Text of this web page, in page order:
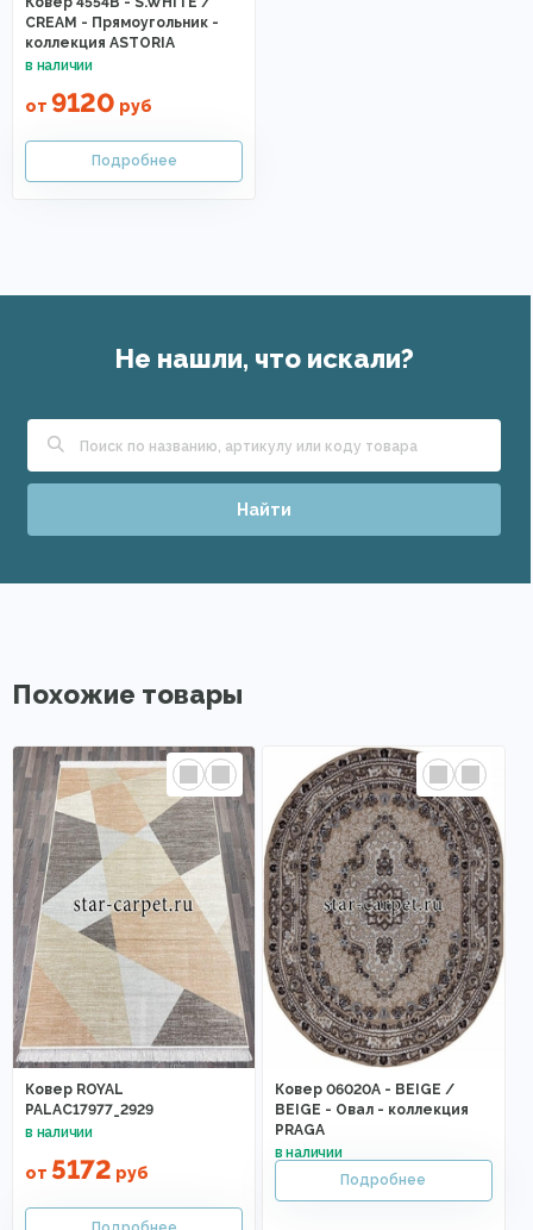
CREAM - Прямоугольник -
коллекция ASTORIA
от 9120 руб
Не нашли, что искали?
Найти
Похожие товары
Ковер ROYAL
PALAC17977_2929
от 5172 руб
Ковер 06020A - BEIGE /
BEIGE - Овал - коллекция
PRAGA